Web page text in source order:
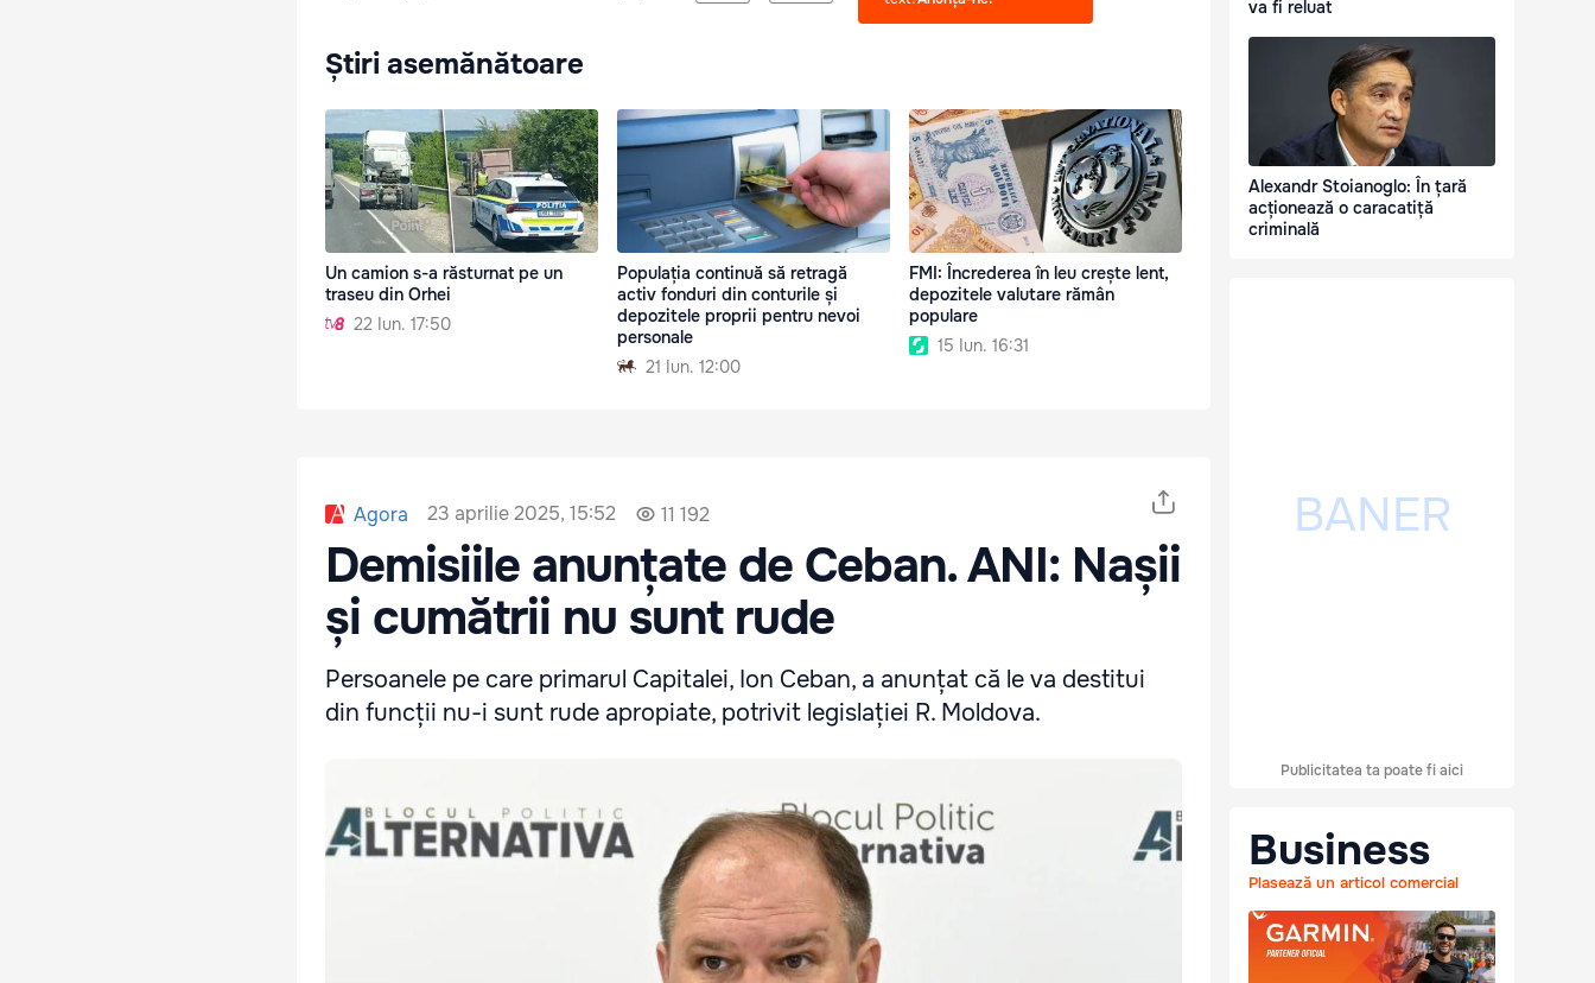
Știri asemănătoare
Un camion s-a răsturnat pe un
traseu din Orhei
22 Iun. 17:50
Populația continuă să retragă
activ fonduri din conturile și
depozitele proprii pentru nevoi
personale
21 Iun. 12:00
FMI: Încrederea în leu crește lent,
depozitele valutare rămân
populare
15 Iun. 16:31
Agora 23 aprilie 2025, 15:52 11 192
Demisiile anunțate de Ceban. ANI: Nașii
și cumătrii nu sunt rude
Persoanele pe care primarul Capitalei, Ion Ceban, a anunțat că le va destitui
din funcții nu-i sunt rude apropiate, potrivit legislației R. Moldova.
va fi reluat
Alexandr Stoianoglo: În țară
acționează o caracatiță
criminală
Publicitatea ta poate fi aici
Business
Plasează un articol comercial